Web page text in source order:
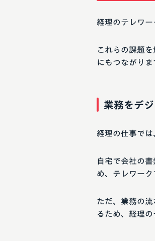
経理のテレワ
これらの課題
にもつながりま
業務をデ
経理の仕事では
自宅で会社の
め、テレワーク
ただ、業務の
るため、経理の